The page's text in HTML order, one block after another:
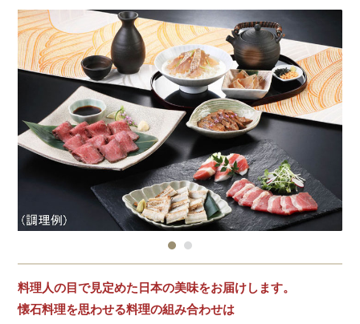
料理人の目で見定めた日本の美味をお届けします。
懐石料理を思わせる料理の組み合わせは